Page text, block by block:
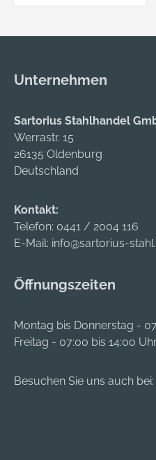
Unternehmen
Sartorius Stahlhandel
Werrastr. 15
26135 Oldenburg
Deutschland
Kontakt:
Telefon: 0441 / 2004 116
E-Mail: info@sartorius-
Öffnungszeiten
Montag bis Donnerstag -
Freitag - 07:00 bis 14:00
Besuchen Sie uns auch bei: